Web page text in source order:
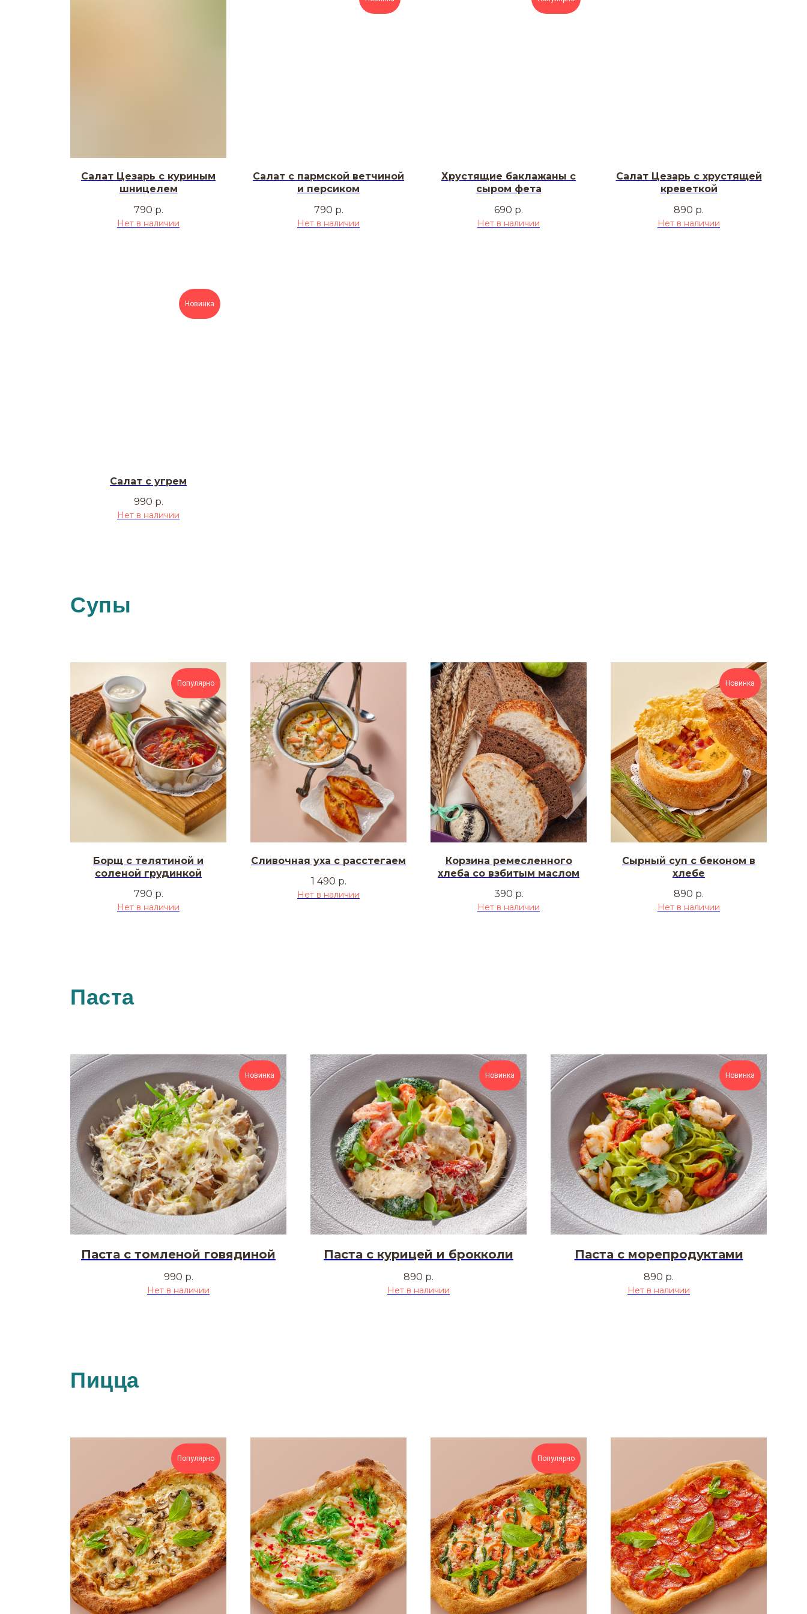
Салат Цезарь с куриным
шницелем
790 р.
Нет в наличии
Салат с пармской ветчиной
и персиком
790 р.
Нет в наличии
Хрустящие баклажаны с
сыром фета
690 р.
Нет в наличии
Салат Цезарь с хрустящей
креветкой
890 р.
Нет в наличии
Новинка
Салат с угрем
990 р.
Нет в наличии
Супы
Популярно
Борщ с телятиной и
соленой грудинкой
790 р.
Нет в наличии
Сливочная уха с расстегаем
1 490 р.
Нет в наличии
Корзина ремесленного
хлеба со взбитым маслом
390 р.
Нет в наличии
Новинка
Сырный суп с беконом в
хлебе
890 р.
Нет в наличии
Паста
Новинка
Паста с томленой говядиной
990 р.
Нет в наличии
Новинка
Паста с курицей и брокколи
890 р.
Нет в наличии
Новинка
Паста с морепродуктами
890 р.
Нет в наличии
Пицца
Популярно Популярно